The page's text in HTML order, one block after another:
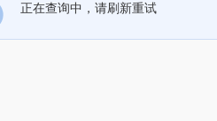
正在查询中，请刷新重试